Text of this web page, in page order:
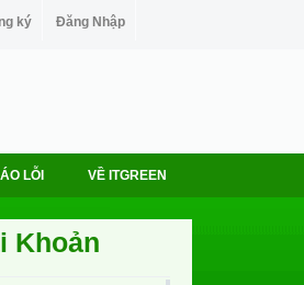
ký Đăng Nhập
LỖI VỀ ITGREEN
Khoản